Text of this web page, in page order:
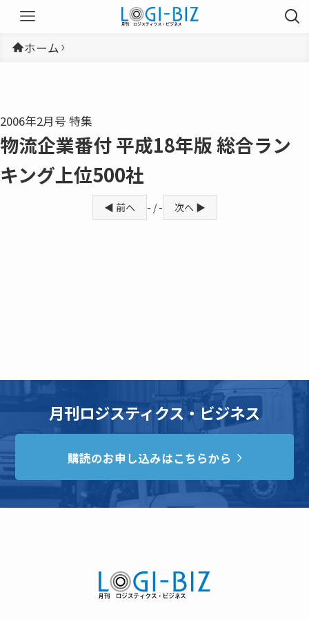
ホーム
2006年2月号 特集
物流企業番付 平成18年版 総合ラン
キング上位500社
◀ 前へ - / - 次へ ▶
月刊ロジスティクス・ビジネス
購読のお申し込みはこちらから